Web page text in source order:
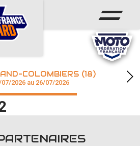
COLOMBIERS (18)
07/2026 au 26/07/2026